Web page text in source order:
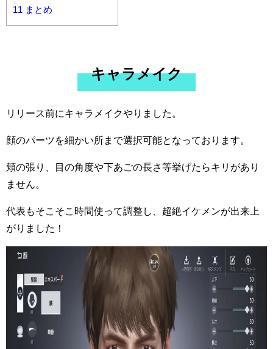
11 まとめ
キャラメイク
リリース前にキャラメイクやりました。
顔のパーツを細かい所まで選択可能となっております。
頬の張り、目の角度や下あごの長さ等挙げたらキリがあり
ません。
代表もそこそこ時間使って調整し、超絶イケメンが出来上
がりました！